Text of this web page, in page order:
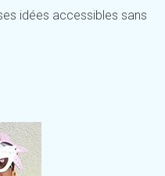
idées accessibles sans